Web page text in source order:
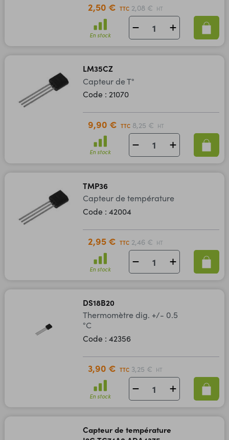
2,50 € TTC 2,08 € HT
En stock
LM35CZ
Capteur de T°
Code : 21070
9,90 € TTC 8,25 € HT
En stock
TMP36
Capteur de température
Code : 42004
2,95 € TTC 2,46 € HT
En stock
DS18B20
Thermomètre dig. +/- 0.5
°C
Code : 42356
3,90 € TTC 3,25 € HT
En stock
Capteur de température